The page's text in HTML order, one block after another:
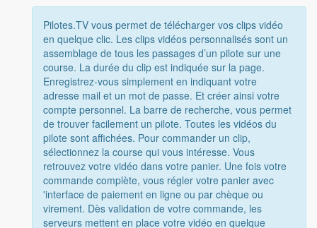
Pilotes.TV vous permet de télécharger vos clips vidéo
en quelque clic. Les clips vidéos personnalisés sont un
assemblage de tous les passages d’un pilote sur une
course. La durée du clip est indiquée sur la page.
Enregistrez-vous simplement en indiquant votre
adresse mail et un mot de passe. Et créer ainsi votre
compte personnel. La barre de recherche, vous permet
de trouver facilement un pilote. Toutes les vidéos du
pilote sont affichées. Pour commander un clip,
sélectionnez la course qui vous intéresse. Vous
retrouvez votre vidéo dans votre panier. Une fois votre
commande complète, vous régler votre panier avec
'interface de paiement en ligne ou par chèque ou
virement. Dès validation de votre commande, les
serveurs mettent en place votre vidéo en quelque